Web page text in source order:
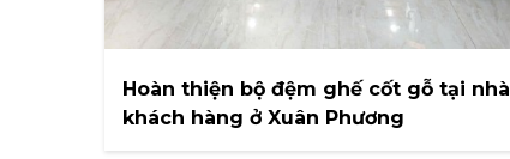
Hoàn thiện bộ đệm ghế cốt gỗ tại nhà
khách hàng ở Xuân Phương